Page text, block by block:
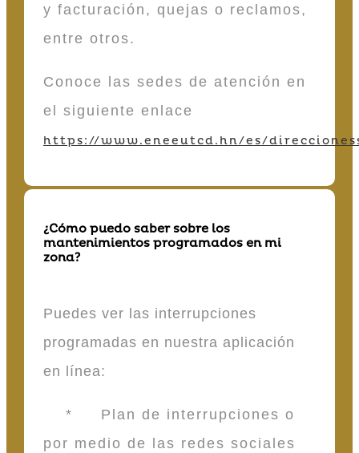
y facturación, quejas o reclamos,
entre otros.
Conoce las sedes de atención en
el siguiente enlace
https://www.eneeutcd.hn/es/
¿Cómo puedo saber sobre los
mantenimientos programados en mi
zona?
Puedes ver las interrupciones
programadas en nuestra aplicación
en línea:
* Plan de interrupciones o
por medio de las redes sociales